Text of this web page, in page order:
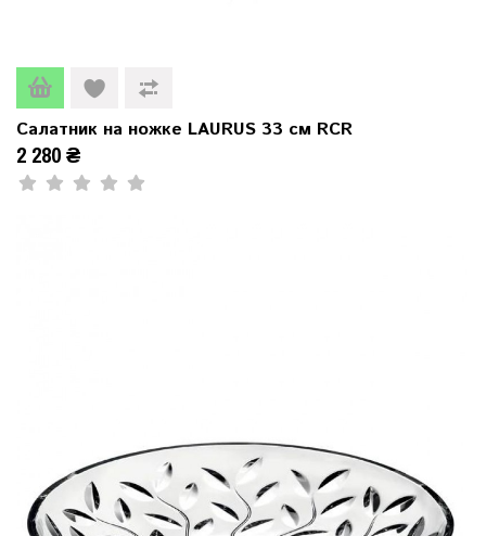
Салатник на ножке LAURUS 33 см RCR
2 280 ₴